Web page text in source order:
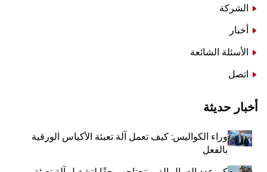
الشركة
أخبار
الأسئلة الشائعة
اتصل
أخبار حديثة
وراء الكواليس: كيف تعمل آلة تعبئة الأكياس الورقية
بالفعل